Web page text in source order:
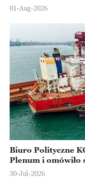
Europejskiej
01-Aug-2026
Biuro Polityczne
Plenum i omówiło
30-Jul-2026